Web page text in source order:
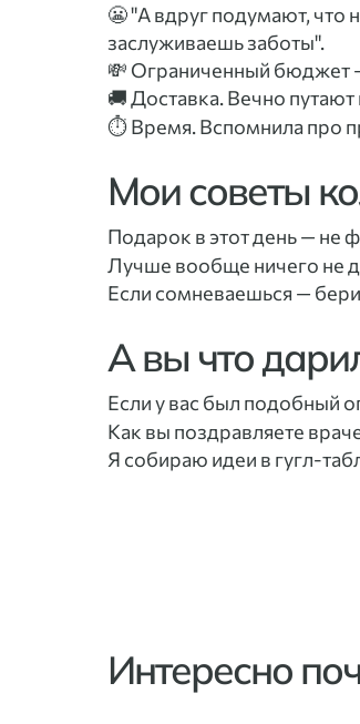
😬 "А вдруг подумают, что
заслуживаешь заботы".
💸 Ограниченный бюджет —
🚚 Доставка. Вечно
⏱ Время. Вспомнила про
Мои советы
Подарок в этот день — не
Лучше вообще ничего не
Если сомневаешься — бери
А вы что
Если у вас был подобный
Как вы поздравляете
Я собираю идеи в гугл-
Интересно